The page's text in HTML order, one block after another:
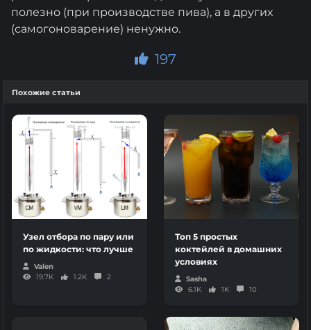
полезно (при производстве пива), а в других
(самогоноварение) ненужно.
197
Похожие статьи
Узел отбора по пару или
по жидкости: что лучше
Valen
19.7K
1.2K 2
Топ 5 простых
коктейлей в домашних
условиях
Sasha
6.1K
1K 10